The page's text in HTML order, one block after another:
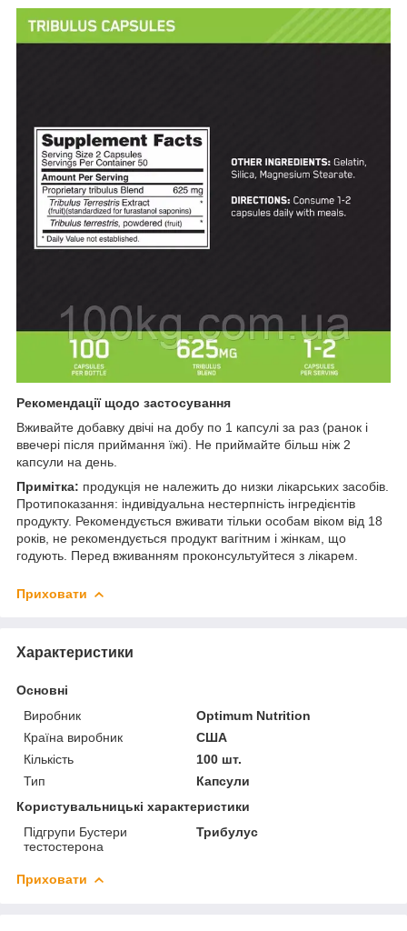
Рекомендації щодо застосування
Вживайте добавку двічі на добу по 1 капсулі за раз (ранок і
ввечері після приймання їжі). Не приймайте більш ніж 2
капсули на день.
Примітка: продукція не належить до низки лікарських засобів.
Протипоказання: індивідуальна нестерпність інгредієнтів
продукту. Рекомендується вживати тільки особам віком від 18
років, не рекомендується продукт вагітним і жінкам, що
годують. Перед вживанням проконсультуйтеся з лікарем.
Приховати
Характеристики
Основні
Виробник
Optimum Nutrition
Країна виробник
США
Кількість
100 шт.
Тип
Капсули
Користувальницькі характеристики
Підгрупи Бустери
тестостерона
Трибулус
Приховати